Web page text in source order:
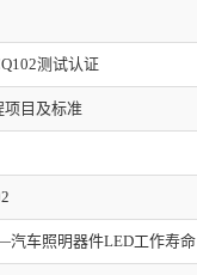
测试认证
项目及标准
车照明器件LED工作寿命